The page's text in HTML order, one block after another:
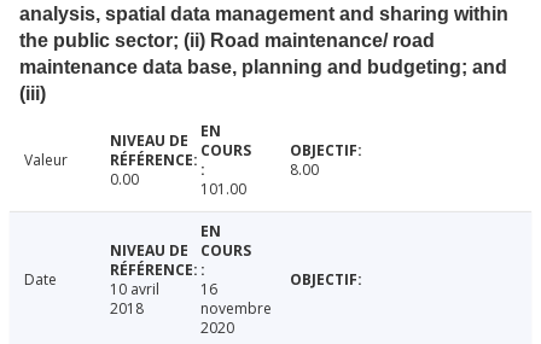
analysis, spatial data management and sharing within
the public sector; (ii) Road maintenance/ road
maintenance data base, planning and budgeting; and
(iii)
Valeur
0.00
101.00
8.00
Date
10 avril
2018
16
novembre
2020